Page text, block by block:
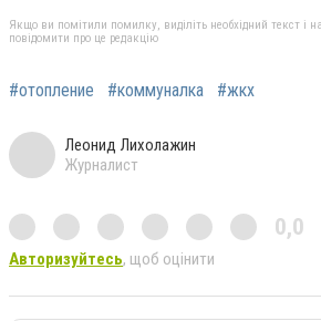
Якщо ви помітили помилку, виділіть необхідний текст і
повідомити про це редакцію
#отопление #коммуналка #жкх
Леонид Лихолажин
Журналист
0,0
Авторизуйтесь, щоб оцінити